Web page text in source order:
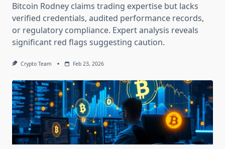
Bitcoin Rodney claims trading expertise but lacks
verified credentials, audited performance records,
or regulatory compliance. Expert analysis reveals
significant red flags suggesting caution.
Crypto Team Feb 23, 2026